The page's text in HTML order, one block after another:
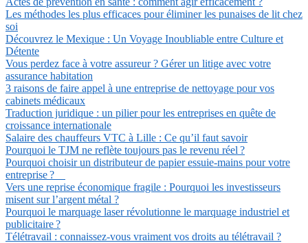
Les méthodes les plus efficaces pour éliminer les punaises de lit chez
soi
Découvrez le Mexique : Un Voyage Inoubliable entre Culture et
Détente
Vous perdez face à votre assureur ? Gérer un litige avec votre
assurance habitation
3 raisons de faire appel à une entreprise de nettoyage pour vos
cabinets médicaux
Traduction juridique : un pilier pour les entreprises en quête de
croissance internationale
Salaire des chauffeurs VTC à Lille : Ce qu’il faut savoir
Pourquoi le TJM ne reflète toujours pas le revenu réel ?
Pourquoi choisir un distributeur de papier essuie-mains pour votre
entreprise ?
Vers une reprise économique fragile : Pourquoi les investisseurs
misent sur l’argent métal ?
Pourquoi le marquage laser révolutionne le marquage industriel et
publicitaire ?
Télétravail : connaissez-vous vraiment vos droits au télétravail ?